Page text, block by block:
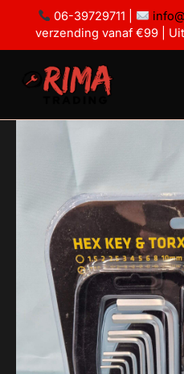
06-39729711 |
verzending vanaf €99 |
aantal
delig